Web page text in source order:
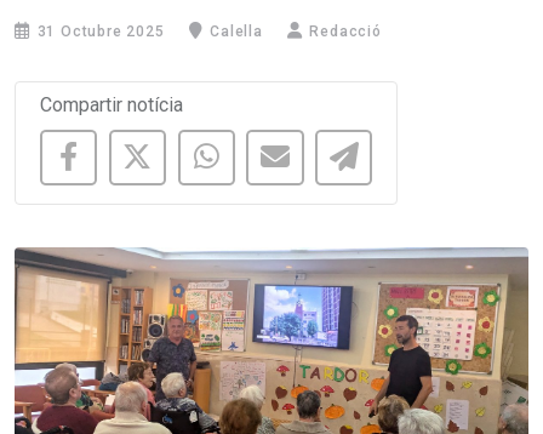
31 Octubre 2025 Calella Redacció
Compartir notícia